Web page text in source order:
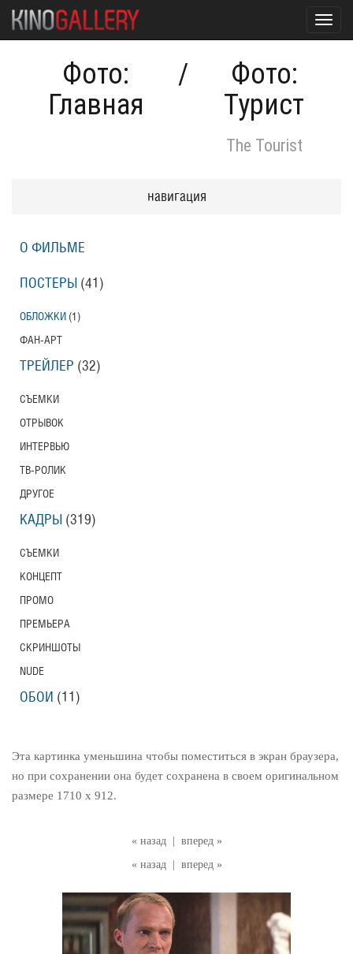
Фото:
Главная
/
Фото:
Турист
The Tourist
« назад
вперед »
« назад
вперед »
Эта картинка уменьшина чтобы поместиться в экран браузера,
но при сохранении она будет сохранена в своем оригинальном
размере 1710 x 912.
навигация
О ФИЛЬМЕ
ПОСТЕРЫ (41)
ОБЛОЖКИ (1)
ФАН-АРТ
ТРЕЙЛЕР (32)
СЪЕМКИ
ОТРЫВОК
ИНТЕРВЬЮ
ТВ-РОЛИК
ДРУГОЕ
КАДРЫ (319)
СЪЕМКИ
КОНЦЕПТ
ПРОМО
ПРЕМЬЕРА
СКРИНШОТЫ
NUDE
ОБОИ (11)